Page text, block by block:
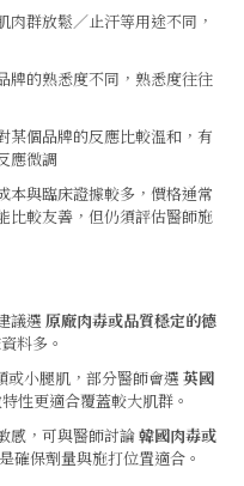
肉群放鬆／止汗等用途不同，
牌的熟悉度不同，熟悉度往往
某個品牌的反應比較溫和，有
應微調
本與臨床證據較多，價格通常
比較友善，但仍須評估醫師施
議選 原廠肉毒或品質穩定的德
料多。
或小腿肌，部分醫師會選 英國
性更適合覆蓋較大肌群。
感，可與醫師討論韓國肉毒或
確保劑量與施打位置適合。